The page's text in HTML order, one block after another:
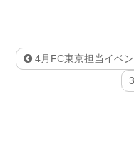
4月FC東京担当イベ